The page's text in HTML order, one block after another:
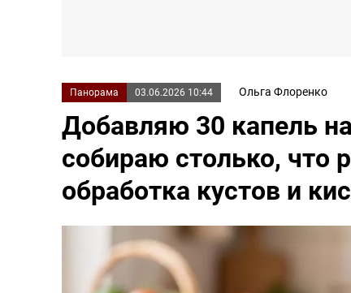
Панорама 03.06.2026 10:44 Ольга Флоренко
Добавляю 30 капель
собираю столько, что
обработка кустов и